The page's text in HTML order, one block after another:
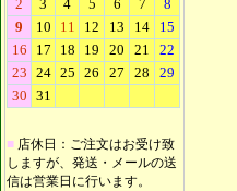
■ 店休日：ご注文はお受け致
しますが、発送・メールの送
信は営業日に行います。